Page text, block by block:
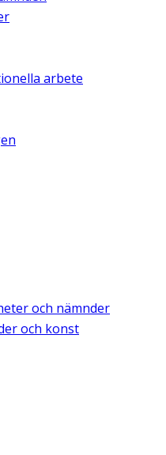
arbete
och nämnder
och konst